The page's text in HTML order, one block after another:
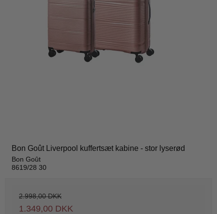
Bon Goût Liverpool kuffertsæt kabine - stor lyserød
Bon Goût
8619/28 30
2.998,00 DKK
1.349,00 DKK